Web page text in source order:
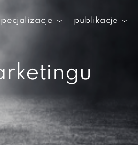
publikacje